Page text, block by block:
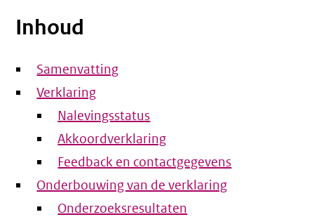
Inhoud
Samenvatting
Verklaring
Nalevingsstatus
Akkoordverklaring
Feedback en contactgegevens
Onderbouwing van de verklaring
Onderzoeksresultaten